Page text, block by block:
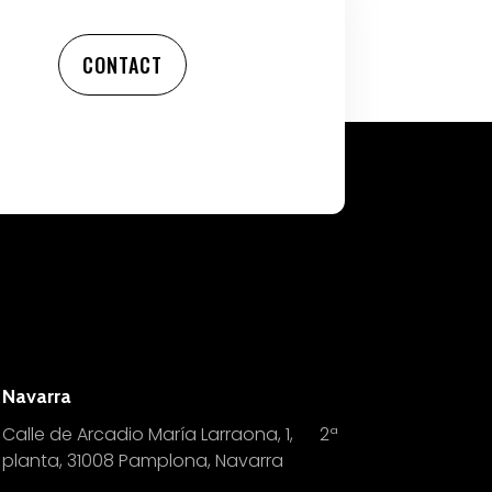
CONTACT
Navarra
Calle de Arcadio María Larraona, 1, 2ª
planta, 31008 Pamplona, Navarra